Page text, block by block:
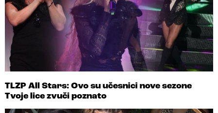
TLZP All Stars: Ovo su učesnici nove sezone
Tvoje lice zvuči poznato